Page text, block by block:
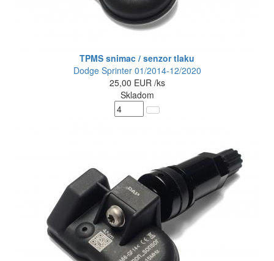
TPMS snimac / senzor tlaku
Dodge Sprinter 01/2014-12/2020
25,00 EUR /ks
Skladom